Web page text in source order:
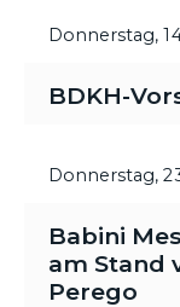
Donnerstag,
BDKH-
Donnerstag,
Babini
am Stand
Perego